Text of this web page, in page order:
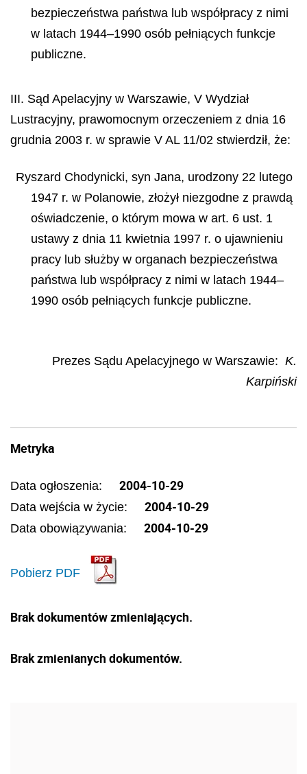
bezpieczeństwa państwa lub współpracy z nimi
w latach 1944–1990 osób pełniących funkcje
publiczne.
III. Sąd Apelacyjny w Warszawie, V Wydział
Lustracyjny, prawomocnym orzeczeniem z dnia 16
grudnia 2003 r. w sprawie V AL 11/02 stwierdził, że:
Ryszard Chodynicki, syn Jana, urodzony 22 lutego
1947 r. w Polanowie, złożył niezgodne z prawdą
oświadczenie, o którym mowa w art. 6 ust. 1
ustawy z dnia 11 kwietnia 1997 r. o ujawnieniu
pracy lub służby w organach bezpieczeństwa
państwa lub współpracy z nimi w latach 1944–
1990 osób pełniących funkcje publiczne.
Prezes Sądu Apelacyjnego w Warszawie: K.
Karpiński
Metryka
Data ogłoszenia: 2004-10-29
Data wejścia w życie: 2004-10-29
Data obowiązywania: 2004-10-29
Pobierz PDF
Brak dokumentów zmieniających.
Brak zmienianych dokumentów.